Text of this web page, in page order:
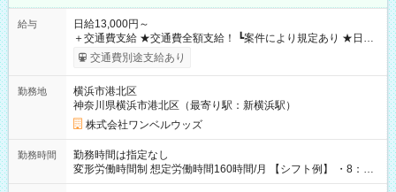
給与
日給13,000円～
＋交通費支給 ★交通費全額支給！ ┗案件により規定あり ★日払
いOK！（規定あり） ┗働いたその日に現金GET♪ お仕事後はコ
ンビニATMから 日払い分を引き落とせます！ 【試用期間】試
交通費別途支給あり
勤務地
横浜市港北区
神奈川県横浜市港北区（最寄り駅：新横浜駅）
株式会社ワンベルウッズ
勤務時間
勤務時間は指定なし
変形労働時間制 想定労働時間160時間/月 【シフト例】 ・8：00
～21：00